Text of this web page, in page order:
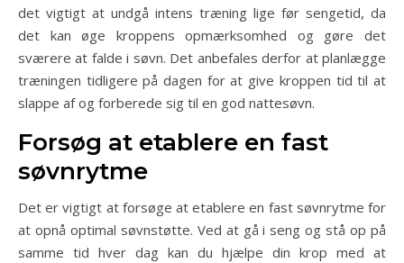
det vigtigt at undgå intens træning lige før sengetid, da
det kan øge kroppens opmærksomhed og gøre det
sværere at falde i søvn. Det anbefales derfor at planlægge
træningen tidligere på dagen for at give kroppen tid til at
slappe af og forberede sig til en god nattesøvn.
Forsøg at etablere en fast
søvnrytme
Det er vigtigt at forsøge at etablere en fast søvnrytme for
at opnå optimal søvnstøtte. Ved at gå i seng og stå op på
samme tid hver dag kan du hjælpe din krop med at